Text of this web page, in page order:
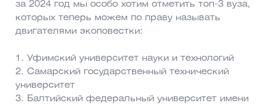
за 2024 год мы особо хотим отметить топ-3 вуза,
которых теперь можем по праву называть
двигателями экоповестки:
1. Уфимский университет науки и технологий
2. Самарский государственный технический
университет
3. Балтийский федеральный университет имени